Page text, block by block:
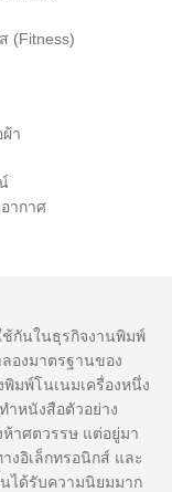
(Fitness)
า
ากาศ
ช้กันในธุรกิจงานพิมพ์
องมาตรฐานของ
มพ์โนเนมเครื่องหนึ่ง
ำหนังสือตัวอย่าง
ห้าศตวรรษ แต่อยู่มา
งอิเล็กทรอนิกส์ และ
ได้รับความนิยมมาก